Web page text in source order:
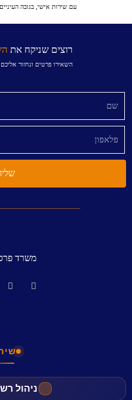
עם שירות אישי, בגובה
רוצים שניקח את
השאירו פרטים ונחזור אליכם
משרד
ניהול